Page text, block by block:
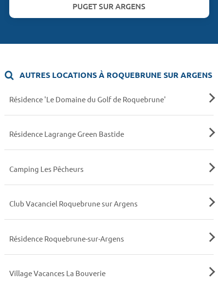
PUGET SUR ARGENS
AUTRES LOCATIONS À ROQUEBRUNE SUR ARGENS
Résidence 'Le Domaine du Golf de Roquebrune'
Résidence Lagrange Green Bastide
Camping Les Pêcheurs
Club Vacanciel Roquebrune sur Argens
Résidence Roquebrune-sur-Argens
Village Vacances La Bouverie